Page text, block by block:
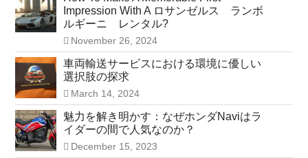
Impression With A ロサンゼルス ランボ
ルギーニ レンタル?
November 26, 2024
車両輸送サービスにおける環境に優しい
選択肢の探求
March 14, 2024
魅力を解き明かす：なぜホンダNaviはラ
イダーの間で人気なのか？
December 15, 2023